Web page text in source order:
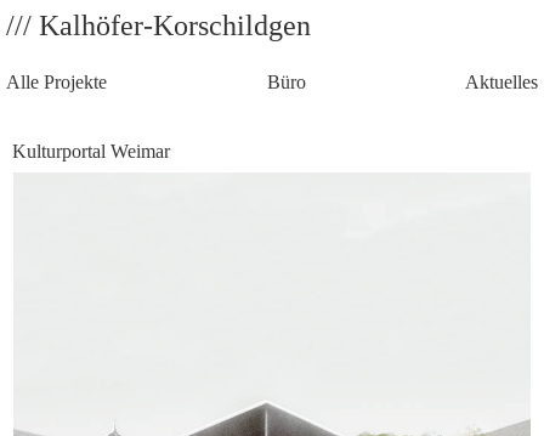
/// Kalhöfer-Korschildgen
Alle Projekte Büro Aktuelles
Kulturportal Weimar